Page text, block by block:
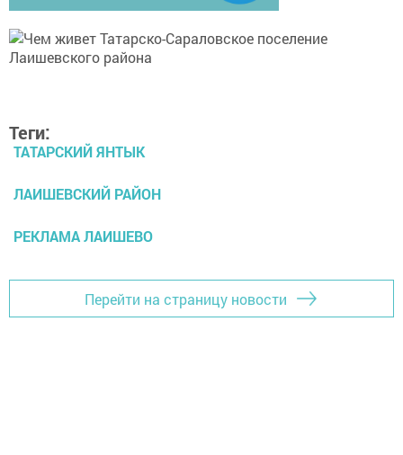
Теги:
ТАТАРСКИЙ ЯНТЫК
ЛАИШЕВСКИЙ РАЙОН
РЕКЛАМА ЛАИШЕВО
Перейти на страницу новости